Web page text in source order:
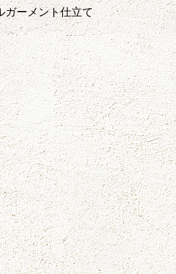
ガーメント仕立て